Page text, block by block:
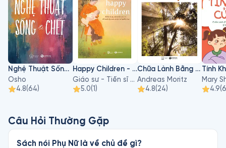
Nghệ Thuật Sống Và Chết
Osho
4.8(64)
Happy Children - Hiểu Về Sự Phát Triển Của Trẻ Để Nuôi Dạy Con An Lạc Và Hạnh Phúc
Giáo sư - Tiến sĩ Hà Vĩnh Thọ
5.0(1)
Chữa Lành Bằng Ánh Sáng Mặt Trời
Andreas Moritz
4.8(24)
Tính
4.9(6
Câu Hỏi Thường Gặp
Sách nói Phụ Nữ là về chủ đề gì?